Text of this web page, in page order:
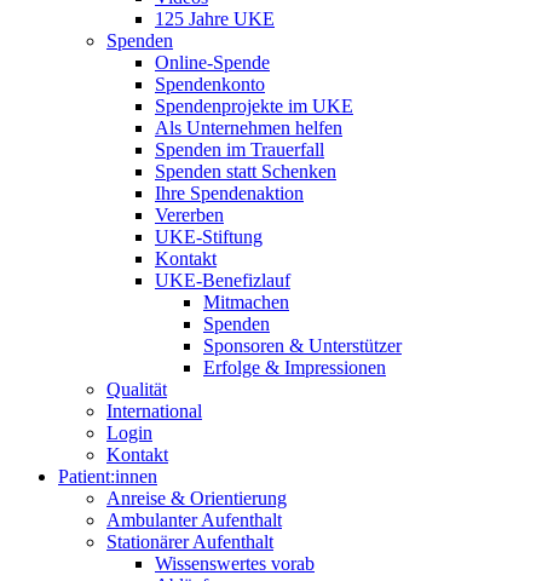
125 Jahre UKE
Spenden
Online-Spende
Spendenkonto
Spendenprojekte im UKE
Als Unternehmen helfen
Spenden im Trauerfall
Spenden statt Schenken
Ihre Spendenaktion
Vererben
UKE-Stiftung
Kontakt
UKE-Benefizlauf
Mitmachen
Spenden
Sponsoren & Unterstützer
Erfolge & Impressionen
Qualität
International
Login
Kontakt
Patient:innen
Anreise & Orientierung
Ambulanter Aufenthalt
Stationärer Aufenthalt
Wissenswertes vorab